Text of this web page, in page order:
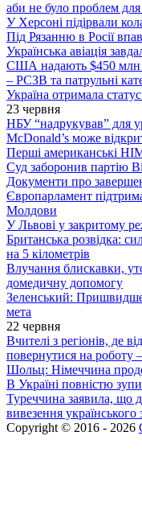
аби не було проблем
У Херсоні підірвали
Під Рязанню в Росії
Українська авіація
США надають $450 млн
– РСЗВ та патрульні
Україна отримала
23 червня
НБУ “надрукував” для
McDonald’s може
Перші американські
Суд заборонив партію
Документи про
Європарламент
Молдови
У Львові у закритому
Британська розвідка:
на 5 кілометрів
Влучання блискавки,
домедичну допомогу
Зеленський:
мета
22 червня
Вчителі з регіонів, де
повернутися на роботу
Шольц: Німеччина
В Україні повністю
Туреччина заявила, що
вивезення українського
Copyright © 2016 - 2026